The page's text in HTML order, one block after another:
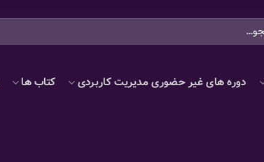
دوره های غیر حضوری مدیریت کاربردی کتاب ها